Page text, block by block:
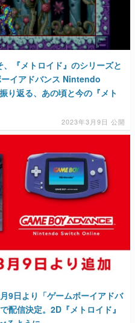
、『メトロイド』のシリーズと
イアドバンス Nintendo
返る、あの頃と今の『メト
2023年3月9日 公開
9日より「ゲームボーイアドバ
信決定。2D『メトロイド』